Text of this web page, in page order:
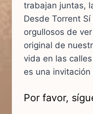
trabajan juntas,
Desde Torrent
orgullosos de
original de
vida en las
es una
Por favor,